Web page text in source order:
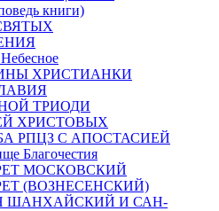
книги)
ХРИСТИАНКИ
ТРИОДИ
ХРИСТОВЫХ
РПЦЗ С АПОСТАСИЕЙ
Благочестия
МОСКОВСКИЙ
(ВОЗНЕСЕНСКИЙ)
ШАНХАЙСКИЙ И САН-